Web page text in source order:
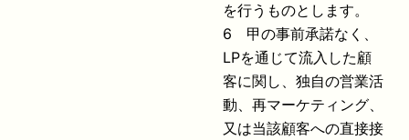
を行うものとします。
6 甲の事前承諾なく、
LPを通じて流入した顧
客に関し、独自の営業活
動、再マーケティング、
又は当該顧客への直接接